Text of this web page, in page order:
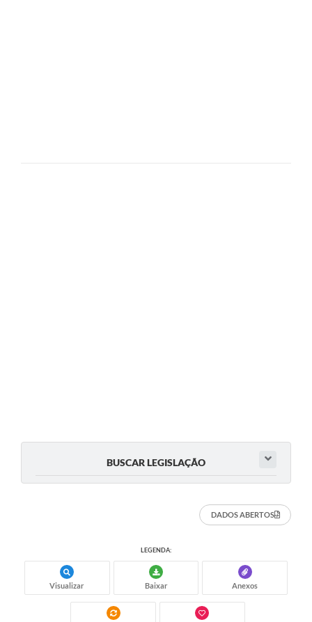
BUSCAR LEGISLAÇÃO
DADOS ABERTOS
LEGENDA:
Visualizar Baixar Anexos